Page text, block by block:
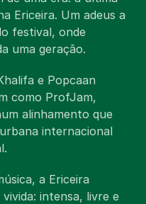
Ericeira. Um adeus a
festival, onde
uma geração.
e Popcaan
como ProfJam,
alinhamento que
internacional
a Ericeira
intensa, livre e